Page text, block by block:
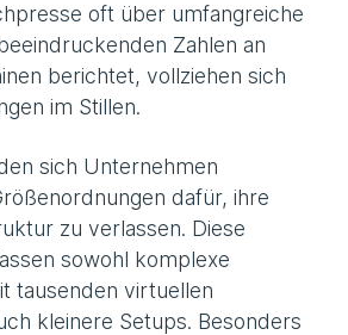
oft über umfangreiche
Zahlen an
berichtet, vollziehen sich
im Stillen.
sich Unternehmen
dafür, ihre
zu verlassen. Diese
sowohl komplexe
tausenden virtuellen
kleinere Setups. Besonders